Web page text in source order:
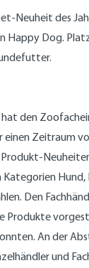
Neuheit des
Happy Dog.
den
Zeitraum
Den
Produkte
An der
und